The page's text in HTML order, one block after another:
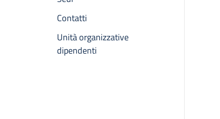
Contatti
Unità organizzative
dipendenti